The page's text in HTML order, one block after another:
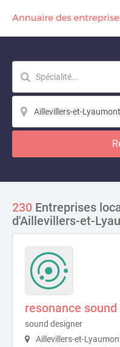
230 Entreprises
d'Aillevillers-et-
resonance
sound designer
Aillevillers-et-